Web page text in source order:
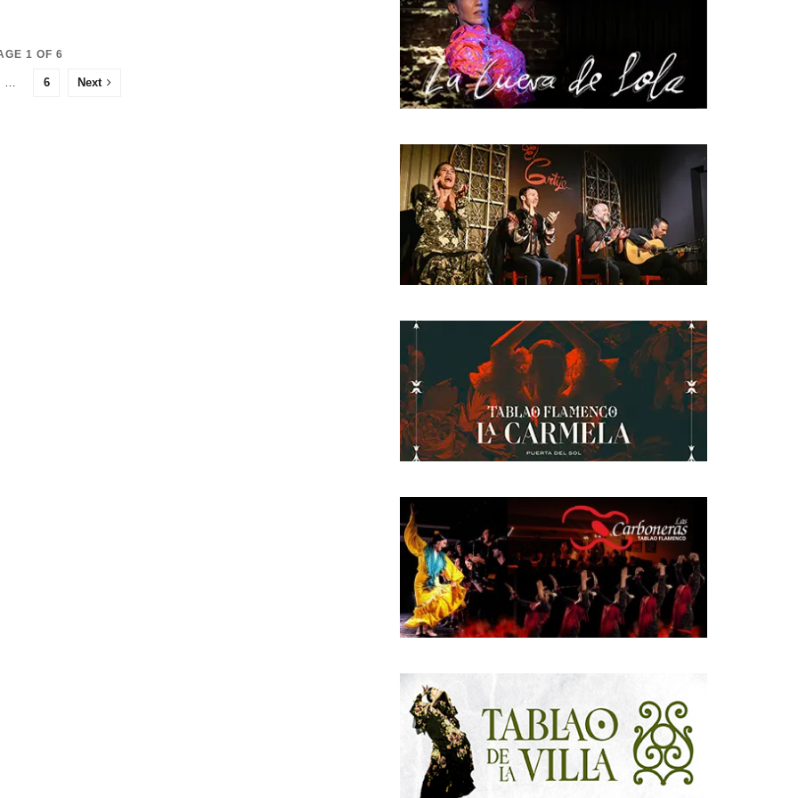
1 OF 6
… 6 Next